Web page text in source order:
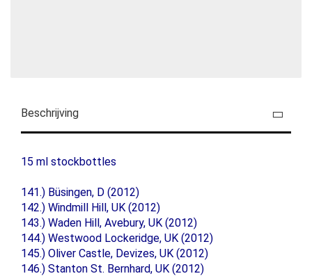
Beschrijving
15 ml stockbottles
141.) Büsingen, D (2012)
142.) Windmill Hill, UK (2012)
143.) Waden Hill, Avebury, UK (2012)
144.) Westwood Lockeridge, UK (2012)
145.) Oliver Castle, Devizes, UK (2012)
146.) Stanton St. Bernhard, UK (2012)